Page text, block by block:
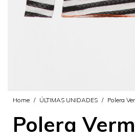
Home / ÚLTIMAS UNIDADES / Polera
Polera